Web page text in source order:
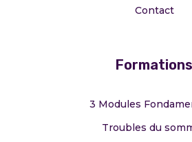
Contact
Formations
3 Modules
Troubles du